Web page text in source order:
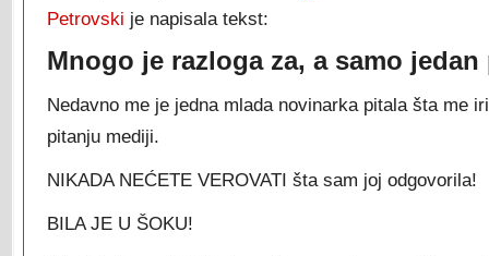
Petrovski je napisala tekst:
Mnogo je razloga za, a samo
Nedavno me je jedna mlada novinarka pitala šta me
pitanju mediji.
NIKADA NEĆETE VEROVATI šta sam joj odgovorila!
BILA JE U ŠOKU!